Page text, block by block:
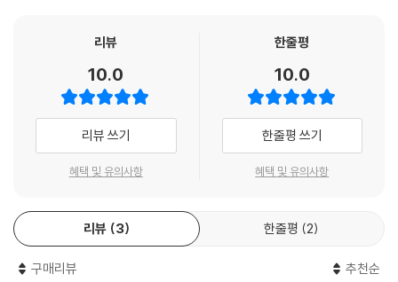
내용'이 '사실내용' 속으로의 깊은 침잠을 통해서만 드러난다는 점에서 한
리내용'에 작품이 생산된 시대의 역사적 경험이 농축되어 있다는 점을 강
조한다. 즉 그는 예술작품에서 통상적인 문학사나 예술사적 인식을 깨뜨리
는 역사철학적 인식을 추구한다.
이런 맥락에서 그는 근대에 들어서 학문이 여러 분과 학문으로 분화되어
자족적으로 독립하는 경향을 비판하며 이러한 비판의 심급을 바로 예술작
램은 "이전 세기의 학문 개념을 특징지었던 분과 학문들 사이의 경직된 벽
을 허물어버리는 학문의 통합 과정을 예술작품에 대한 분석을 통해 촉진하
는" 일이었다.
리뷰
10.0
리뷰 쓰기
혜택 및 유의사항
한줄평
10.0
한줄평 쓰기
혜택 및 유의사항
리뷰 3 한줄평 2
구매리뷰 추천순